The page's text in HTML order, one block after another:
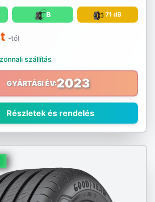
B 71 dB
-tól
szállítás
GYÁRTÁSI ÉV:2023
Részletek és rendelés